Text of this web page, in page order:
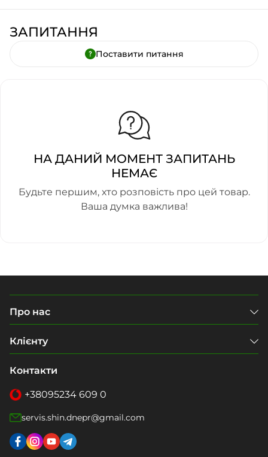
ЗАПИТАННЯ
Поставити питання
НА ДАНИЙ МОМЕНТ ЗАПИТАНЬ
НЕМАЄ
Будьте першим, хто розповість про цей товар.
Ваша думка важлива!
Про нас
Клієнту
Контакти
+38095234 609 0
servis.shin.dnepr@gmail.com